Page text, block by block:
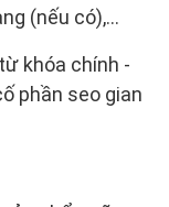
(nếu có),...
khóa chính -
phần seo gian